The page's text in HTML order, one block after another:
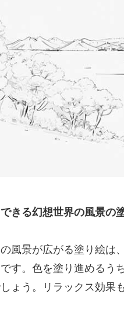
きる幻想世界の風景の
風景が広がる塗り絵は
す。色を塗り進めるう
ょう。リラックス効果